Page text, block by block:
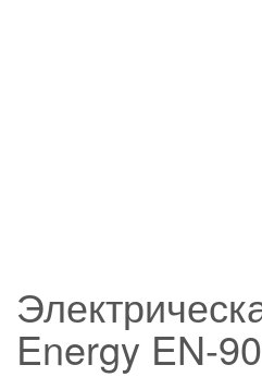
Energy EN-